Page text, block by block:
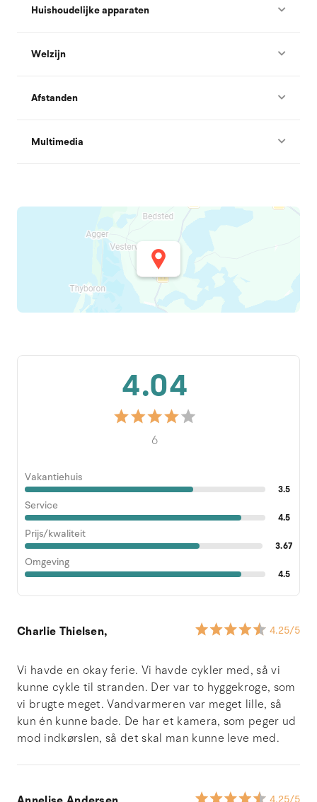
Huishoudelijke apparaten
Welzijn
Afstanden
Multimedia
4.04
6
Vakantiehuis
3.5
Service
4.5
Prijs/kwaliteit
3.67
Omgeving
4.5
Charlie Thielsen, 4.25/5
Vi havde en okay ferie. Vi havde cykler med, så vi
kunne cykle til stranden. Der var to hyggekroge, som
vi brugte meget. Vandvarmeren var meget lille, så
kun én kunne bade. De har et kamera, som peger ud
mod indkørslen, så det skal man kunne leve med.